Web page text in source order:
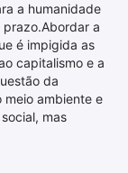
a humanidade
a
é impigida as
capitalismo e a
da
meio ambiente e
mas